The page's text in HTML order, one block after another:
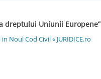
dreptului Uniunii Europene”
Noul Cod Civil « JURIDICE.ro